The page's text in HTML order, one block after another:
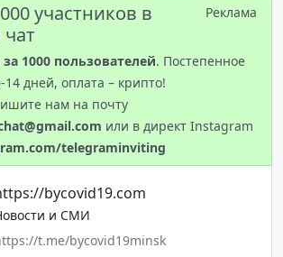
участников в
Реклама
за 1000 пользователей. Постепенное
дней, оплата – крипто!
нам на почту
или в директ Instagram
telegraminviting
bycovid19.com
и СМИ
t.me/bycovid19minsk